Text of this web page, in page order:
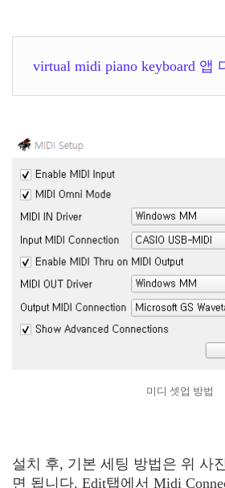
virtual midi piano keyboard 앱
미디 셋업 방법
설치 후, 기본 세팅 방법은 위 사
면 됩니다. Edit탭에서 Midi